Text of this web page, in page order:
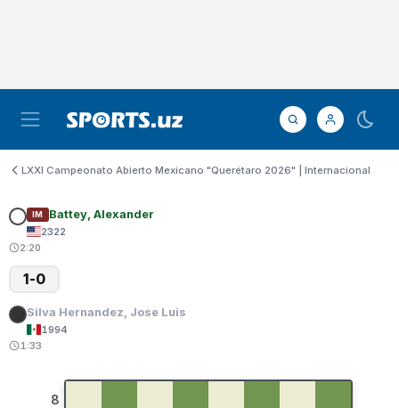
LXXI Campeonato Abierto Mexicano "Querétaro 2026" | Internacional
IM Battey, Alexander
2322
2:20
1-0
Silva Hernandez, Jose Luis
1994
1:33
8